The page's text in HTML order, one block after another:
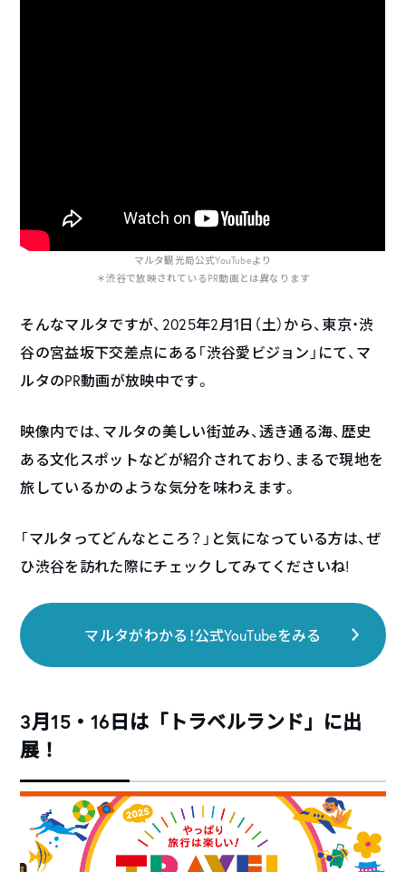
マルタ観光局公式YouTubeより
＊渋谷で放映されているPR動画とは異なります
そんなマルタですが、2025年2月1日（土）から、東京・渋
谷の宮益坂下交差点にある「渋谷愛ビジョン」にて、マ
ルタのPR動画が放映中です。
映像内では、マルタの美しい街並み、透き通る海、歴史
ある文化スポットなどが紹介されており、まるで現地を
旅しているかのような気分を味わえます。
「マルタってどんなところ？」と気になっている方は、ぜ
ひ渋谷を訪れた際にチェックしてみてくださいね!
マルタがわかる！公式YouTubeをみる
3月15・16日は「トラベルランド」に出
展！